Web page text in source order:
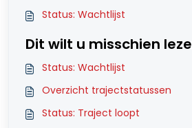
Status: Wachtlijst
Dit wilt u misschien
Status: Wachtlijst
Overzicht trajectstatussen
Status: Traject loopt